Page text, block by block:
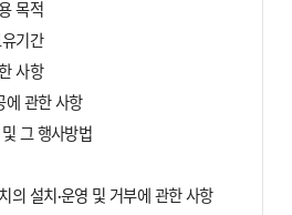
목적
기간
사항
에 관한 사항
그 행사방법
의 설치·운영 및 거부에 관한 사항